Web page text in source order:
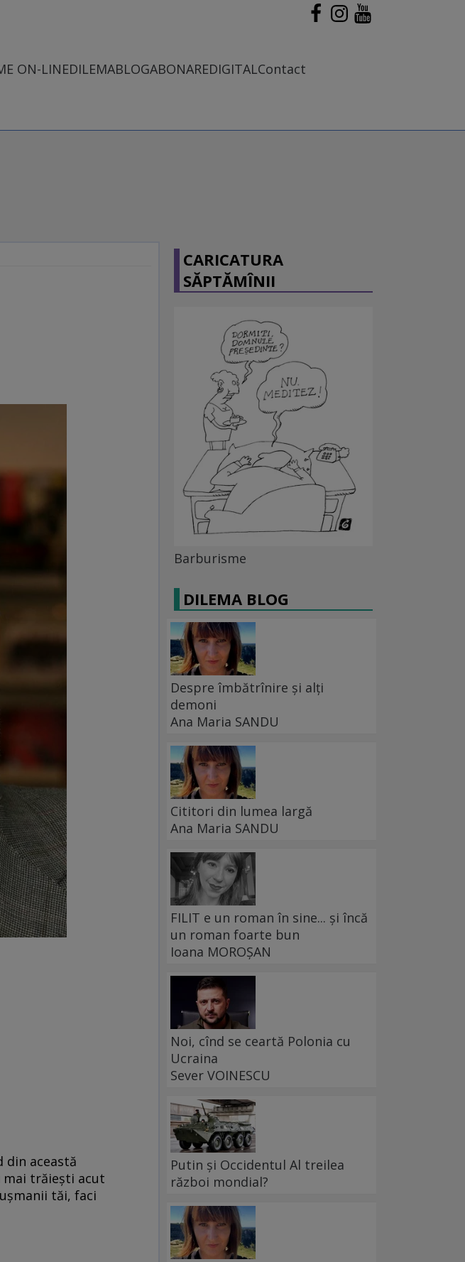
ON-LINEDILEMABLOGABONAREDIGITALContact
din această
mai trăieşti acut
tăi, faci
CARICATURA
SĂPTĂMÎNII
Barburisme
DILEMA BLOG
Despre îmbătrînire și alți
demoni
Ana Maria SANDU
Cititori din lumea largă
Ana Maria SANDU
FILIT e un roman în sine... și încă
un roman foarte bun
Ioana MOROȘAN
Noi, cînd se ceartă Polonia cu
Ucraina
Sever VOINESCU
Putin și Occidentul Al treilea
război mondial?